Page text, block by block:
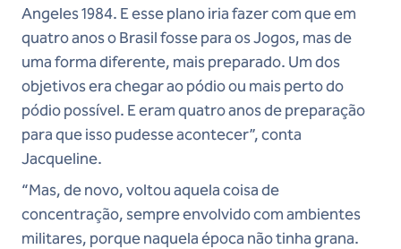
Angeles 1984. E esse plano iria fazer com que em
quatro anos o Brasil fosse para os Jogos, mas de
uma forma diferente, mais preparado. Um dos
objetivos era chegar ao pódio ou mais perto do
pódio possível. E eram quatro anos de preparação
para que isso pudesse acontecer”, conta
Jacqueline.
“Mas, de novo, voltou aquela coisa de
concentração, sempre envolvido com ambientes
militares, porque naquela época não tinha grana.